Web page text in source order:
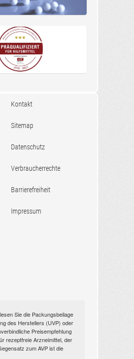
Kontakt
Sitemap
Datenschutz
Verbraucherrechte
Barrierefreiheit
Impressum
Sie die Packungsbeilage
des Herstellers (UVP) oder
Preisempfehlung
rezeptfreie Arzneimittel, der
zum AVP ist die